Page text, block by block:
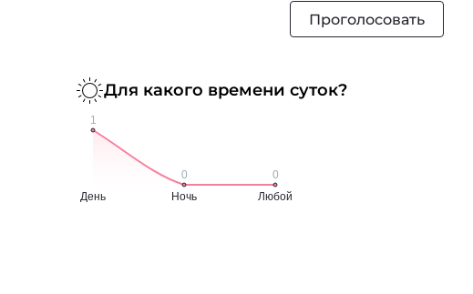
Проголосовать
Для какого времени суток?